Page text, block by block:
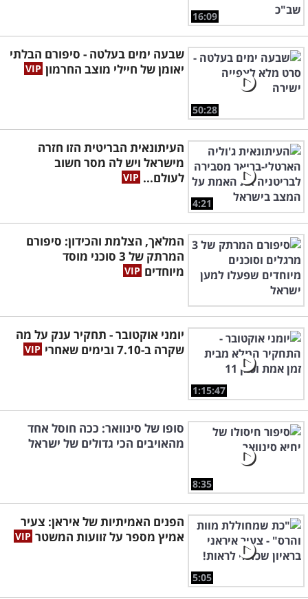
16:09
50:28
שבעה ימים בעלטה - סיפורם הבלתי
יאומן של חיילי מוצב החרמון
4:21
העיתונאית הבריטית הזו חזרה
מישראל ויש לה מסר חשוב
לעולם...
המלאך, הצלמת והכידון: סיפורם
המרתק של 3 סוכני מוסד
מיוחדים
1:15:47
יומני אוקטובר - תחקיר ענק על מה
שקרה ב-7.10 ובימים שאחרי
8:35
סופו של סינוואר: ככה חוסל אחד
מהאויבים הכי גדולים של ישראל
5:05
הפנים האמיתיות של איראן: צעיר
אמיץ מספר על זוועות המשטר